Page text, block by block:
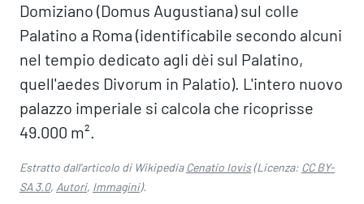
Domiziano (Domus Augustiana) sul colle
Palatino a Roma (identificabile secondo alcuni
nel tempio dedicato agli dèi sul Palatino,
quell'aedes Divorum in Palatio). L'intero nuovo
palazzo imperiale si calcola che ricoprisse
49.000 m².
Estratto dall'articolo di WikipediaCenatio Iovis(Licenza: CC BY-
SA 3.0, Autori, Immagini).